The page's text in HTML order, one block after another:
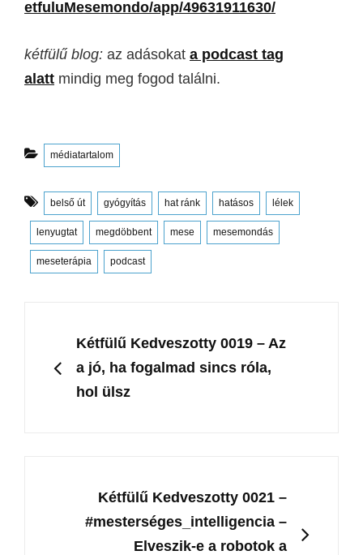
etfuluMesemondo/app/49631911630/
kétfülű blog: az adásokat a podcast tag
alatt mindig meg fogod találni.
Categories
médiatartalom
Tags
belső út gyógyítás hat ránk hatásos lélek
lenyugtat megdöbbent mese mesemondás
meseterápia podcast
navigation
PREVIOUS
Kétfülű Kedveszotty 0019 – Az
a jó, ha fogalmad sincs róla,
hol ülsz
NEXTKétfülű Kedveszotty 0021 –
#mesterséges_intelligencia –
Elveszik-e a robotok a